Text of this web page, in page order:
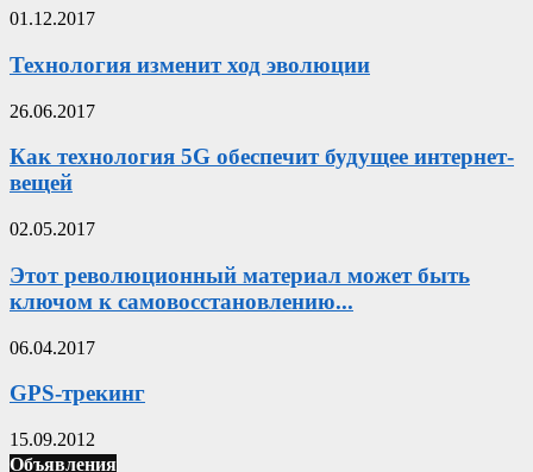
01.12.2017
Технология изменит ход эволюции
26.06.2017
Как технология 5G обеспечит будущее интернет-
вещей
02.05.2017
Этот революционный материал может быть
ключом к самовосстановлению...
06.04.2017
GPS-трекинг
15.09.2012
Объявления